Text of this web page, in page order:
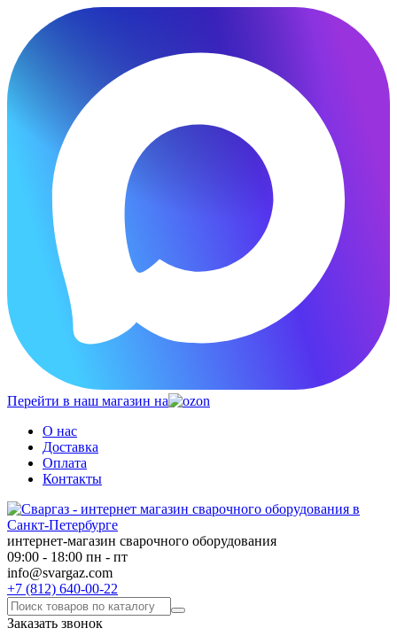
Перейти в наш магазин на
О нас
Доставка
Оплата
Контакты
интернет-магазин сварочного оборудования
09:00 - 18:00 пн - пт
info@svargaz.com
+7 (812) 640-00-22
Заказать звонок